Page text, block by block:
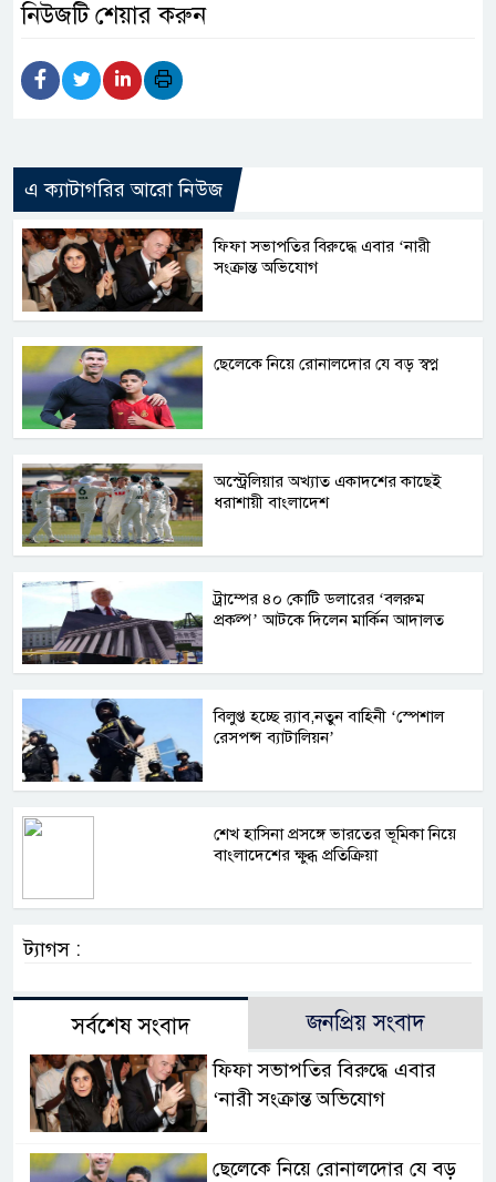
নিউজটি শেয়ার করুন
এ ক্যাটাগরির আরো নিউজ
ফিফা সভাপতির বিরুদ্ধে এবার ‘নারী
সংক্রান্ত অভিযোগ
ছেলেকে নিয়ে রোনালদোর যে বড় স্বপ্ন
অস্ট্রেলিয়ার অখ্যাত একাদশের কাছেই
ধরাশায়ী বাংলাদেশ
ট্রাম্পের ৪০ কোটি ডলারের ‘বলরুম
প্রকল্প’ আটকে দিলেন মার্কিন আদালত
বিলুপ্ত হচ্ছে র‍্যাব,নতুন বাহিনী ‘স্পেশাল
রেসপন্স ব্যাটালিয়ন’
শেখ হাসিনা প্রসঙ্গে ভারতের ভূমিকা নিয়ে
বাংলাদেশের ক্ষুব্ধ প্রতিক্রিয়া
ট্যাগস :
সর্বশেষ সংবাদ জনপ্রিয় সংবাদ
ফিফা সভাপতির বিরুদ্ধে এবার
‘নারী সংক্রান্ত অভিযোগ
ছেলেকে নিয়ে রোনালদোর যে বড়